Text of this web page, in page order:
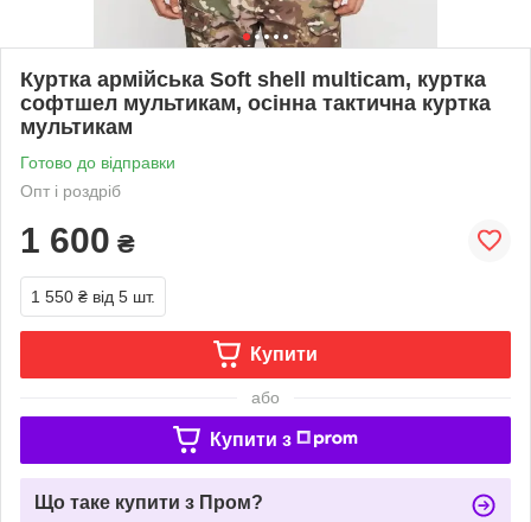
Куртка армійська Soft shell multicam, куртка
софтшел мультикам, осінна тактична куртка
мультикам
Готово до відправки
Опт і роздріб
1 600 ₴
1 550 ₴ від 5 шт.
Купити
або
Купити з
Що таке купити з Пром?